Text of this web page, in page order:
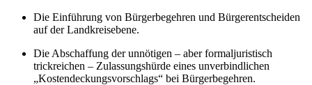
Die Einführung von Bürgerbegehren und Bürgerentscheiden
auf der Landkreisebene.
Die Abschaffung der unnötigen – aber formaljuristisch
trickreichen – Zulassungshürde eines unverbindlichen
„Kostendeckungsvorschlags“ bei Bürgerbegehren.